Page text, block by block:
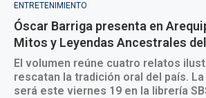
ENTRETENIMIENTO
Óscar Barriga presenta en
Mitos y Leyendas Ancestrales
El volumen reúne cuatro relatos
rescatan la tradición oral del país.
será este viernes 19 en la librería